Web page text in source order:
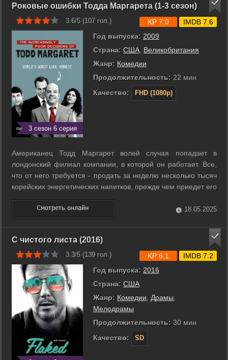
Роковые ошибки Тодда Маргарета (1-3 сезон)
3.6/5 (107 гол.)
3 сезон 6 серия
Год выпуска: 2009
Страна: США, Великобритания
Жанр: Комедии
Продолжительность: 22 мин
Качество:
FHD (1080p)
KP 7.0 IMDB 7.6
Американец Тодд Маргарет волей случая попадает в
лондонский филиал компании, в которой он работает. Все,
что от него требуется - продать за неделю несколько тысяч
корейских энергетических напитков, прежде чем приедет его
босс с проверкой. Проблема в том, что он ничего не знает
ни о британской культуре, ни о торговле. ...
18.05.2025
С чистого листа (2016)
3.3/5 (139 гол.)
Год выпуска: 2016
Страна: США
Жанр: Комедии Драмы
Мелодрамы
Продолжительность: 30 мин
Качество:
SD
KP 6.1 IMDB 7.2